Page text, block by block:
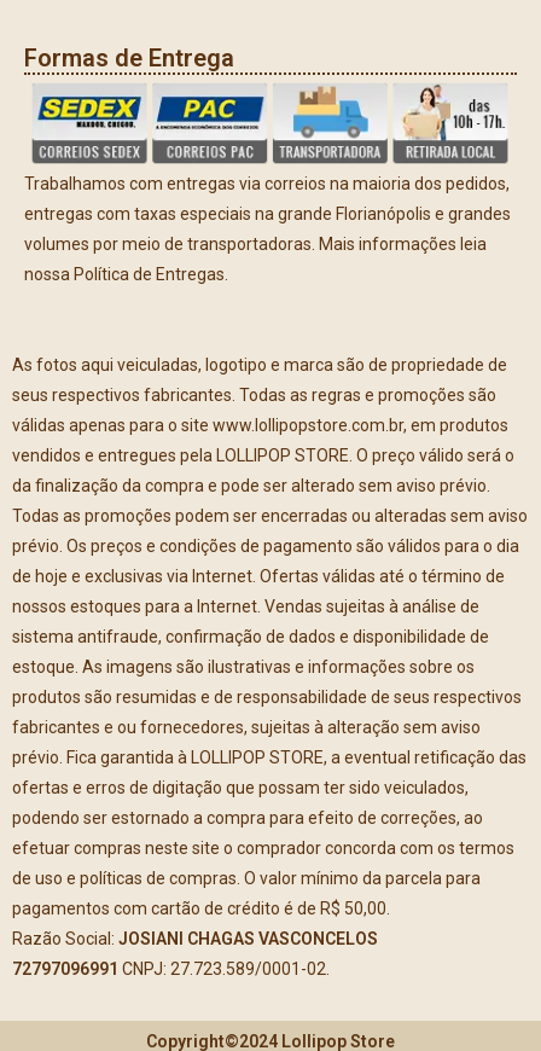
Formas de Entrega
Trabalhamos com entregas via correios na maioria dos pedidos,
entregas com taxas especiais na grande Florianópolis e grandes
volumes por meio de transportadoras. Mais informações leia
nossa Política de Entregas.
As fotos aqui veiculadas, logotipo e marca são de propriedade de
seus respectivos fabricantes. Todas as regras e promoções são
válidas apenas para o site www.lollipopstore.com.br, em produtos
vendidos e entregues pela LOLLIPOP STORE. O preço válido será o
da finalização da compra e pode ser alterado sem aviso prévio.
Todas as promoções podem ser encerradas ou alteradas sem aviso
prévio. Os preços e condições de pagamento são válidos para o dia
de hoje e exclusivas via Internet. Ofertas válidas até o término de
nossos estoques para a Internet. Vendas sujeitas à análise de
sistema antifraude, confirmação de dados e disponibilidade de
estoque. As imagens são ilustrativas e informações sobre os
produtos são resumidas e de responsabilidade de seus respectivos
fabricantes e ou fornecedores, sujeitas à alteração sem aviso
prévio. Fica garantida à LOLLIPOP STORE, a eventual retificação das
ofertas e erros de digitação que possam ter sido veiculados,
podendo ser estornado a compra para efeito de correções, ao
efetuar compras neste site o comprador concorda com os termos
de uso e políticas de compras. O valor mínimo da parcela para
pagamentos com cartão de crédito é de R$ 50,00.
Razão Social: JOSIANI CHAGAS VASCONCELOS
72797096991 CNPJ: 27.723.589/0001-02.
Copyright©2024 Lollipop Store